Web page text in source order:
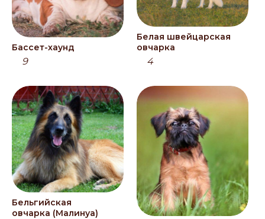
Бассет-хаунд
9
Бельгийская
овчарка (Малинуа)
Белая швейцарская
овчарка
4